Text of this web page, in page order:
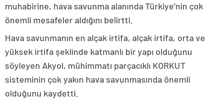
muhabirine, hava savunma alanında Türkiye’nin çok
önemli mesafeler aldığını belirtti.
Hava savunmanın en alçak irtifa, alçak irtifa, orta ve
yüksek irtifa şeklinde katmanlı bir yapı olduğunu
söyleyen Akyol, mühimmatı parçacıklı KORKUT
sisteminin çok yakın hava savunmasında önemli
olduğunu kaydetti.